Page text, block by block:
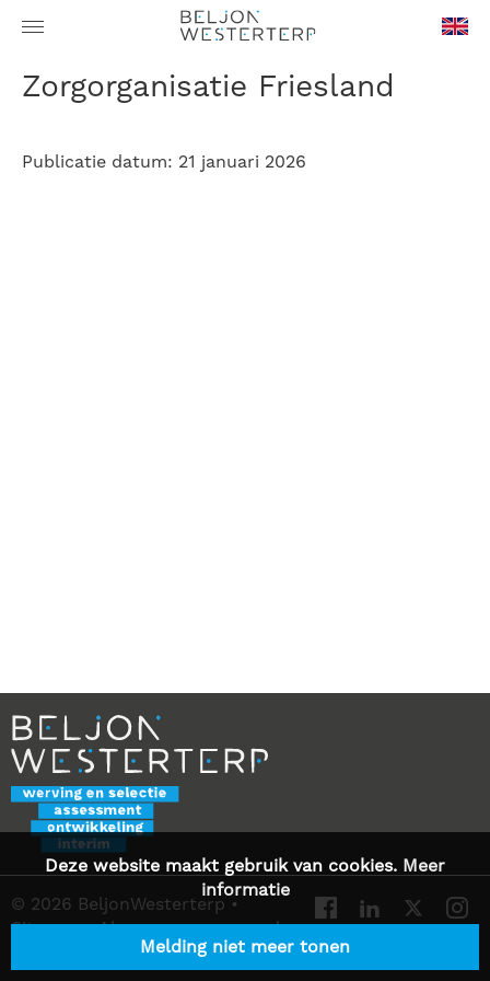
Deze website maakt gebruik van cookies. Meer
informatie
Melding niet meer tonen
Zorgorganisatie Friesland
Publicatie datum: 21 januari 2026
© 2026 BeljonWesterterp •
Sitemap• Algemene voorwaarden
Privacy Statement• Contact